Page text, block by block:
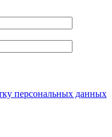
персональных данных